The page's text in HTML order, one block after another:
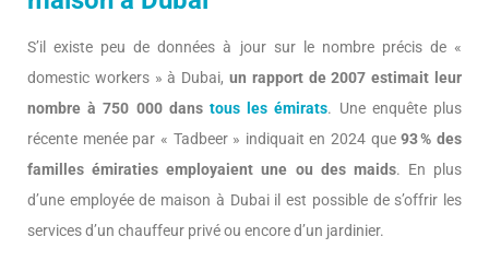
S’il existe peu de données à jour sur le nombre précis de «
domestic workers » à Dubai, un rapport de 2007 estimait leur
nombre à 750 000 dans tous les émirats. Une enquête plus
récente menée par « Tadbeer » indiquait en 2024 que93 % des
familles émiraties employaient une ou des maids. En plus
d’une employée de maison à Dubai il est possible de s’offrir les
services d’un chauffeur privé ou encore d’un jardinier.